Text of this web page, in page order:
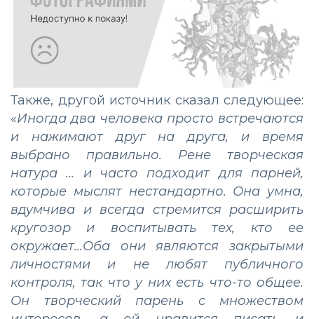
Также, другой источник сказал следующее:
«Иногда два человека просто встречаются
и нажимают друг на друга, и время
выбрано правильно. Рене творческая
натура ... и часто подходит для парней,
которые мыслят нестандартно. Она умна,
вдумчива и всегда стремится расширить
кругозор и воспитывать тех, кто ее
окружает...Оба они являются закрытыми
личностями и не любят публичного
контроля, так что у них есть что-то общее.
Он творческий парень с множеством